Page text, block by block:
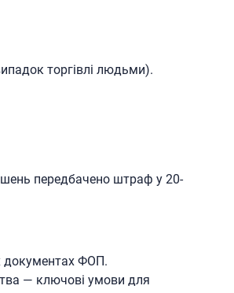
торгівлі людьми).
передбачено штраф у 20-
документах ФОП.
— ключові умови для